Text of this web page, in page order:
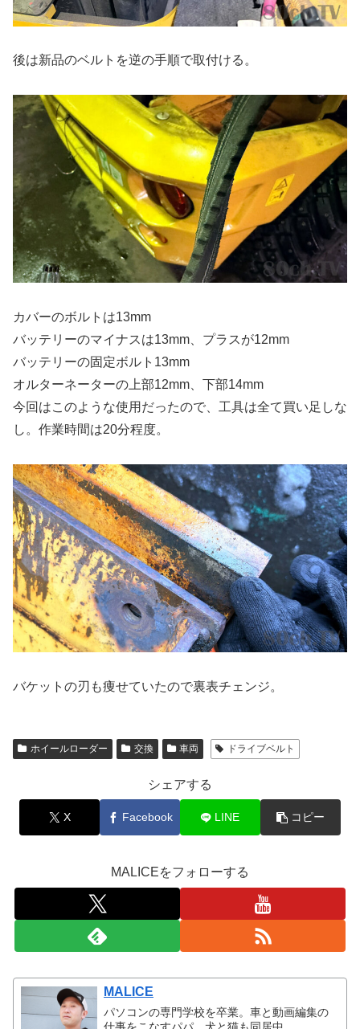
後は新品のベルトを逆の手順で取付ける。
カバーのボルトは13mm
バッテリーのマイナスは13mm、プラスが12mm
バッテリーの固定ボルト13mm
オルターネーターの上部12mm、下部14mm
今回はこのような使用だったので、工具は全て買い足しな
し。作業時間は20分程度。
バケットの刃も痩せていたので裏表チェンジ。
ホイールローダー 交換 車両 ドライブベルト
シェアする
X Facebook LINE コピー
MALICEをフォローする
MALICE
パソコンの専門学校を卒業。車と動画編集の